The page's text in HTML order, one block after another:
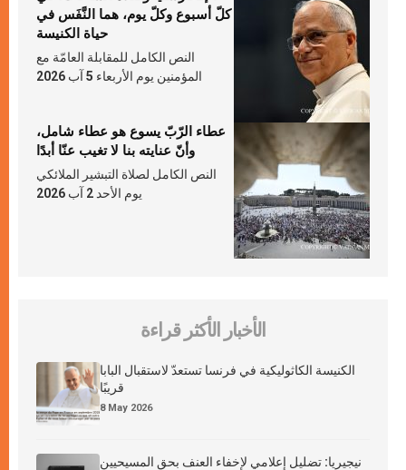
كلّ أسبوع وكلّ يوم، هما النَّفَس في
حياة الكنيسة
النص الكامل للمقابلة العامّة مع
المؤمنين يوم الأربعاء 5 آب 2026
عطاء الرّبّ يسوع هو عطاء شامل،
وأنّ عنايته بنا لا تغيب عنّا أبدًا
النص الكامل لصلاة التبشير الملائكي
يوم الأحد 2 آب 2026
الأخبار الأكثر قراءة
الكنيسة الكاثوليكية في فرنسا تستعدّ لاستقبال البابا
قريبًا
8 May 2026
نيجيريا: تضليل إعلامي لإخفاء العنف بحق المسيحيين